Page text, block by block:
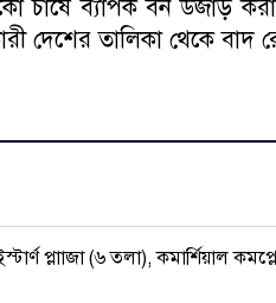
চাষে ব্যাপক বন উজাড়
দেশের তালিকা থেকে বাদ
প্লাাজা (৬ তলা), কমার্শিয়াল